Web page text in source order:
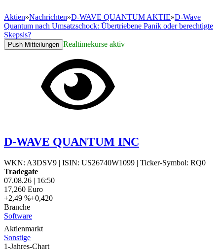
Aktien»Nachrichten»D-WAVE QUANTUM AKTIE»D-Wave
Quantum nach Umsatzschock: Übertriebene Panik oder berechtigte
Skepsis?
Push Mitteilungen Realtimekurse aktiv
D-WAVE QUANTUM INC
WKN: A3DSV9 | ISIN: US26740W1099 | Ticker-Symbol: RQ0
Tradegate
07.08.26 | 16:50
17,260 Euro
+2,49 %+0,420
Branche
Software
Aktienmarkt
Sonstige
1-Jahres-Chart